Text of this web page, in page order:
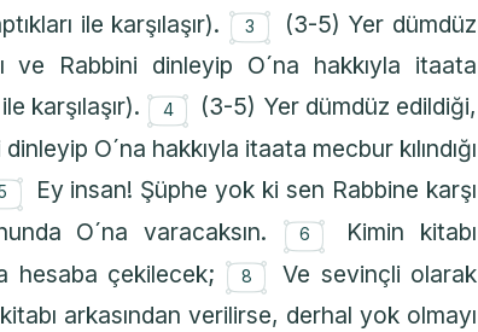
ile karşılaşır). ۝
3
(3-5) Yer dümdüz
ve Rabbini dinleyip O´na hakkıyla itaata
karşılaşır). ۝
4
(3-5) Yer dümdüz edildiği,
O´na hakkıyla itaata mecbur kılındığı
Ey insan! Şüphe yok ki sen Rabbine karşı
O´na varacaksın. ۝
6
Kimin kitabı
hesaba çekilecek; ۝
8
Ve sevinçli olarak
arkasından verilirse, derhal yok olmayı